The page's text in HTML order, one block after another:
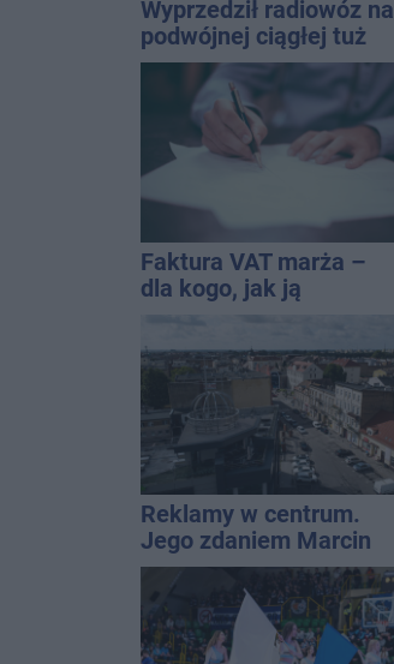
Wyprzedził radiowóz na
podwójnej ciągłej tuż
przed pasami
Faktura VAT marża –
dla kogo, jak ją
wystawić i jak rozliczyć
Reklamy w centrum.
Jego zdaniem Marcin
Wroński jest w błędzie